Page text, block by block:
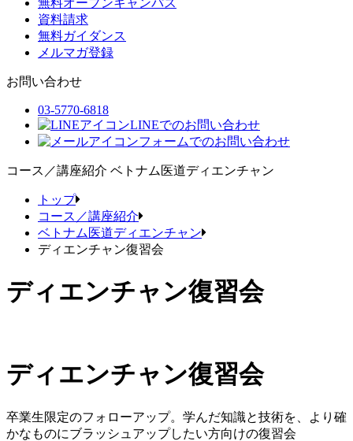
無料オープンキャンパス
資料請求
無料ガイダンス
メルマガ登録
お問い合わせ
03-5770-6818
LINEでのお問い合わせ
フォームでのお問い合わせ
コース／講座紹介 ベトナム医道ディエンチャン
トップ
コース／講座紹介
ベトナム医道ディエンチャン
ディエンチャン復習会
ディエンチャン復習会
ディエンチャン復習会
卒業生限定のフォローアップ。学んだ知識と技術を、より確
かなものにブラッシュアップしたい方向けの復習会